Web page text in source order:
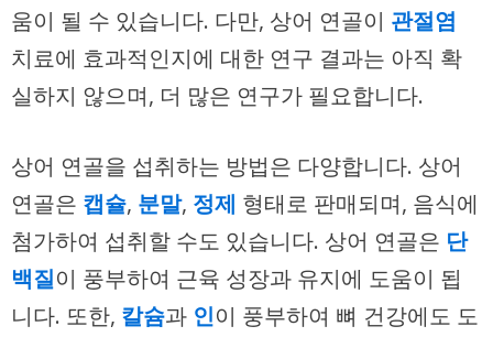
움이 될 수 있습니다. 다만, 상어 연골이 관절염
치료에 효과적인지에 대한 연구 결과는 아직 확
실하지 않으며, 더 많은 연구가 필요합니다.
상어 연골을 섭취하는 방법은 다양합니다. 상어
연골은 캡슐, 분말, 정제 형태로 판매되며, 음식에
첨가하여 섭취할 수도 있습니다. 상어 연골은 단
백질이 풍부하여 근육 성장과 유지에 도움이 됩
니다. 또한, 칼슘과 인이 풍부하여 뼈 건강에도 도